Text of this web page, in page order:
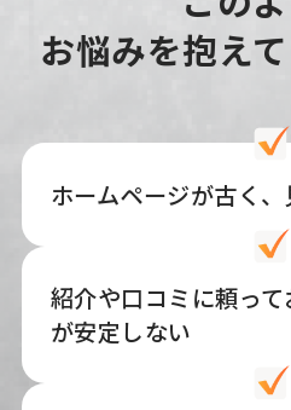
お悩みを抱え
ホームページが古く
紹介や口コミに頼っ
が安定しない